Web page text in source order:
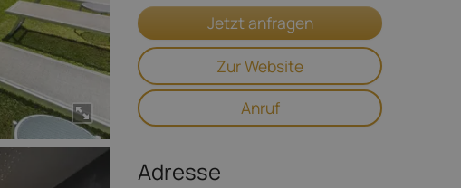
Jetzt anfragen
Zur Website
Anruf
Adresse